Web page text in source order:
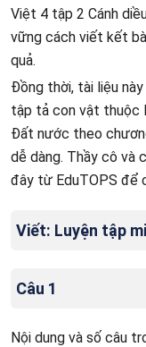
Việt 4 tập 2 Cánh
vững cách viết kết
quả.
Đồng thời, tài liệu
tập tả con vật thuộc
Đất nước theo
dễ dàng. Thầy cô và
đây từ EduTOPS để
Viết: Luyện tập
Câu 1
Nội dung và số câu